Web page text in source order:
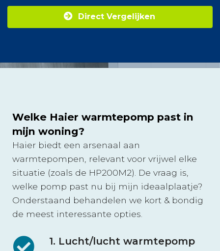
Direct Vergelijken
Welke Haier warmtepomp past in
mijn woning?
Haier biedt een arsenaal aan
warmtepompen, relevant voor vrijwel elke
situatie (zoals de HP200M2). De vraag is,
welke pomp past nu bij mijn ideaalplaatje?
Onderstaand behandelen we kort & bondig
de meest interessante opties.
1. Lucht/lucht warmtepomp